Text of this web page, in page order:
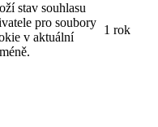
stav souhlasu
pro soubory
v aktuální
1 rok